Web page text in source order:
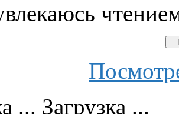
Загрузка ...